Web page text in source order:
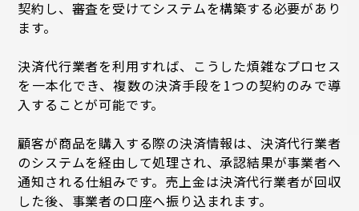
契約し、審査を受けてシステムを構築する必要があり
ます。
決済代行業者を利用すれば、こうした煩雑なプロセス
を一本化でき、複数の決済手段を1つの契約のみで導
入することが可能です。
顧客が商品を購入する際の決済情報は、決済代行業者
のシステムを経由して処理され、承認結果が事業者へ
通知される仕組みです。売上金は決済代行業者が回収
した後、事業者の口座へ振り込まれます。